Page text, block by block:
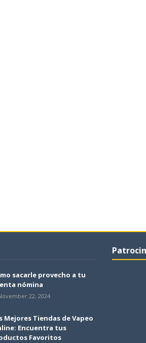
sacarle provecho a tu
nómina
22, 2024
Mejores Tiendas de Vapeo
Encuentra tus
Favoritos